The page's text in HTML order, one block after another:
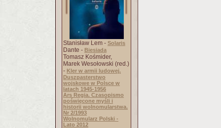
Stanisław Lem - Solaris
Dante - Biesiada
Tomasz Kośmider,
Marek Wesołowski (red.)
- Kler w armii ludowej.
Duszpasterstwo
wojskowe w Polsce w
latach 1945-1956
Ars Regia. Czasopismo
poświęcone myśli i
historii wolnomularstwa.
Nr 2/1993
Wolnomularz Polski -
Lato 2012